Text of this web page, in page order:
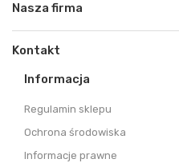
Nasza firma
Kontakt
Informacja
Regulamin sklepu
Ochrona środowiska
Informacje prawne